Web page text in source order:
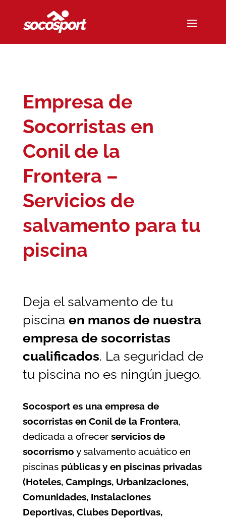
Empresa de
Socorristas en
Conil de la
Frontera –
Servicios de
salvamento para tu
piscina
Deja el salvamento de tu
piscina en manos de nuestra
empresa de socorristas
cualificados. La seguridad de
tu piscina no es ningún juego.
Socosport es una empresa de
socorristas en Conil de la Frontera,
dedicada a ofrecer servicios de
socorrismo y salvamento acuático en
piscinas públicas y en piscinas privadas
(Hoteles, Campings, Urbanizaciones,
Comunidades, Instalaciones
Deportivas, Clubes Deportivas,